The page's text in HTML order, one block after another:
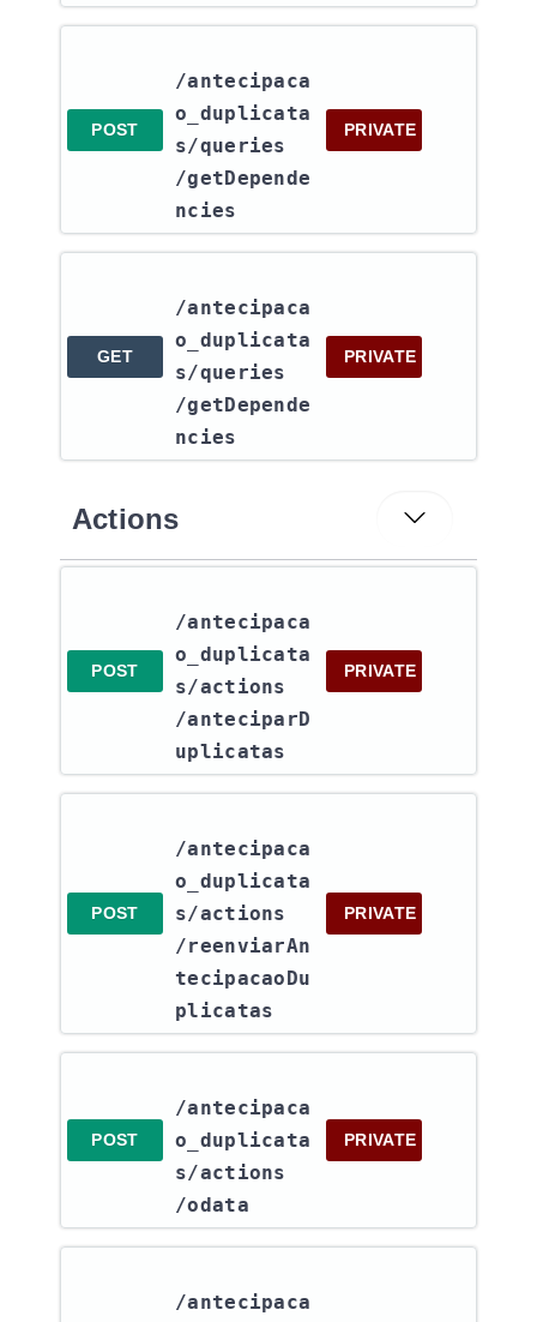
POST
/antecipaca
o_duplicata
s​/queries​
/getDepende
ncies
PRIVATE
GET
/antecipaca
o_duplicata
s​/queries​
/getDepende
ncies
PRIVATE
Actions
POST
/antecipaca
o_duplicata
s​/actions​
/anteciparD
uplicatas
PRIVATE
POST
/antecipaca
o_duplicata
s​/actions​
/reenviarAn
tecipacaoDu
plicatas
PRIVATE
POST
/antecipaca
o_duplicata
s​/actions​
/odata
PRIVATE
/antecipaca